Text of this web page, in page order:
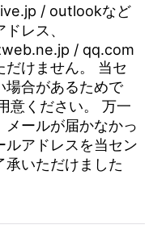
/ outlookなど
レス、
/ qq.com
だけません。 当セ
場合があるためで
意ください。 万一
メールが届かなかっ
ルアドレスを当セン
承いただけました